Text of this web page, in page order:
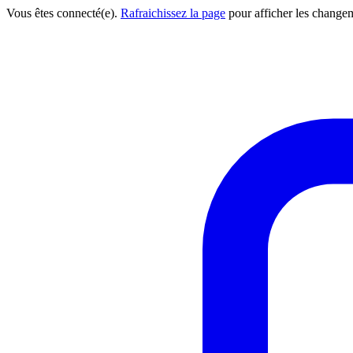
Vous êtes connecté(e). Rafraichissez la page pour afficher les